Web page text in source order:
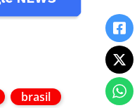
brasil